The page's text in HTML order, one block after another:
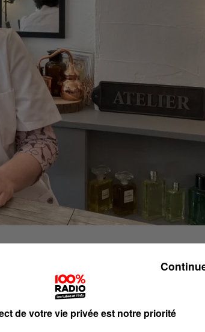
TOULOUSAIN ELLE
POUR LEUR PERMETTRE DE
ET ÉPANOUIE.
de votre vie privée est notre priorité